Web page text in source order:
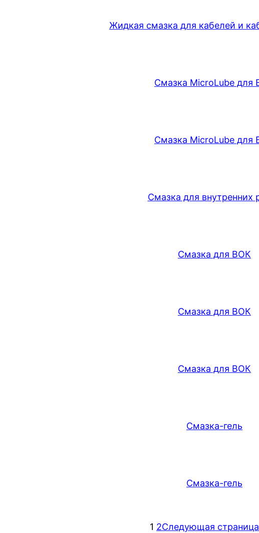
Жидкая смазка для кабелей и
Смазка MicroLube для
Смазка MicroLube для
Смазка для внутренних
Смазка для ВОК
Смазка для ВОК
Смазка для ВОК
Смазка-гель
Смазка-гель
1 2Следующая страница